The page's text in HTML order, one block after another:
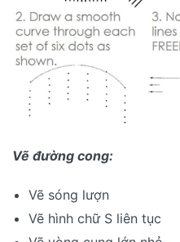
Vẽ đường cong:
Vẽ sóng lượn
Vẽ hình chữ S liên tục